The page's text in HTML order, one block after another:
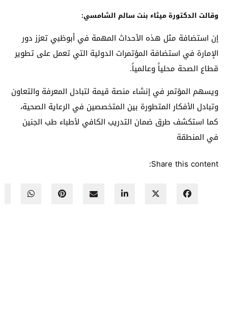
وقالت الدكتورة ميثاء بنت سالم الشامسي:
إن استضافة مثل هذه الأحداث المهمة في أبوظبي تعزز دور
الإمارة في استضافة المؤتمرات الدولية التي تعمل على تطوير
قطاع الصحة محلياً وعالمياً.
ويسهم المؤتمر في إنشاء منصة قيمة لتبادل المعرفة والتعاون
وتبادل الأفكار المتطورة بين المتخصصين في الرعاية الصحية،
كما استكشف طرق ضمان التدريب الكافي لأطباء طب الجنين
في المنطقة
Share this content: